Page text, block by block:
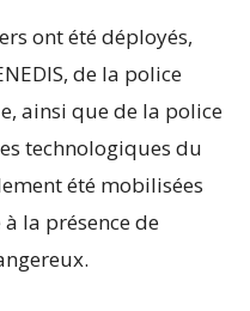
ont été déployés,
de la police
ainsi que de la police
technologiques du
été mobilisées
la présence de